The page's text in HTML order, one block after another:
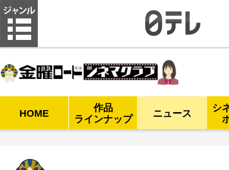
HOME
作品
ラインナップ
ニュース
シ